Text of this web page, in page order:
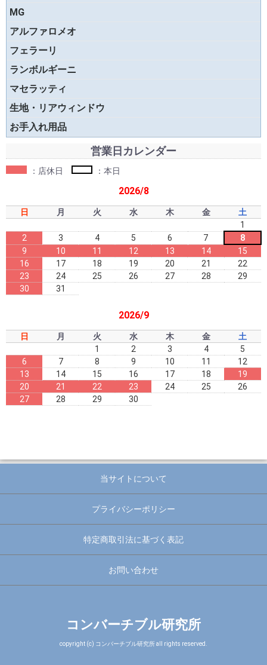
MG
アルファロメオ
フェラーリ
ランボルギーニ
マセラッティ
生地・リアウィンドウ
お手入れ用品
営業日カレンダー
：店休日 ：本日
2026/8
日 月 火 水 木 金
土
1
2
3 4 5 6 7
8
9
10 11 12 13 14
15
16
17 18 19 20 21
22
23
24 25 26 27 28
29
30
31
2026/9
日 月 火 水 木 金
土
1
2 3 4
5
6
7 8 9 10 11
12
13
14 15 16 17 18
19
20
21 22 23 24 25
26
27
28 29 30
当サイトについて
プライバシーポリシー
特定商取引法に基づく表記
お問い合わせ
コンバーチブル研究所
copyright (c) コンバーチブル研究所 all rights reserved.